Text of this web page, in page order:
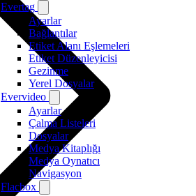
Evertag
Ayarlar
Bağlantılar
Etiket Alanı Eşlemeleri
Etiket Düzenleyicisi
Gezinme
Yerel Dosyalar
Evervideo
Ayarlar
Çalma Listeleri
Dosyalar
Medya Kitaplığı
Medya Oynatıcı
Navigasyon
Flacbox